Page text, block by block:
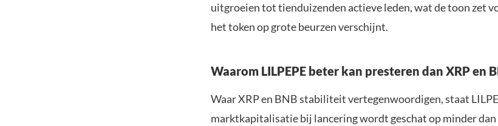
uitgroeien tot tienduizenden actieve leden, wat de toon zet
het token op grote beurzen verschijnt.
Waarom LILPEPE beter kan presteren dan XRP en
Waar XRP en BNB stabiliteit vertegenwoordigen, staat
marktkapitalisatie bij lancering wordt geschat op minder